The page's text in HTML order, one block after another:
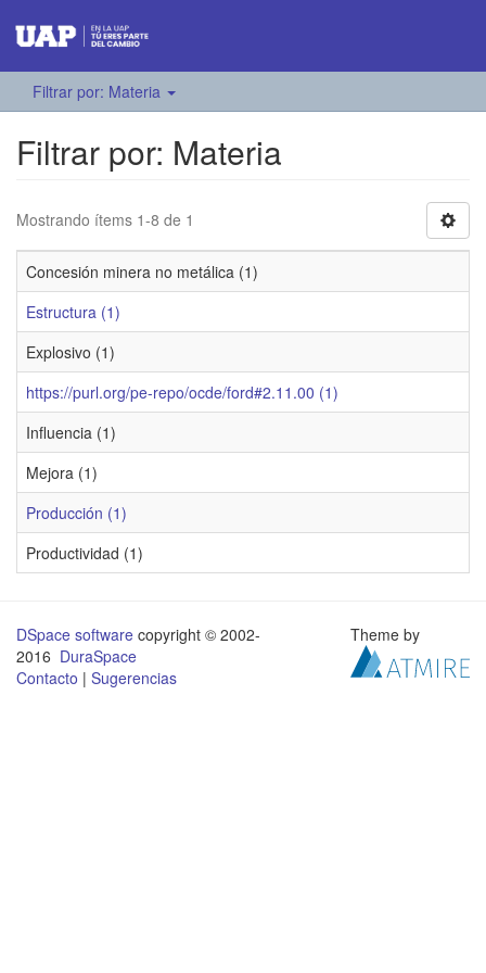
Filtrar por: Materia
Filtrar por: Materia
Mostrando ítems 1-8 de 1
Concesión minera no metálica (1)
Estructura (1)
Explosivo (1)
https://purl.org/pe-repo/ocde/ford#2.11.00 (1)
Influencia (1)
Mejora (1)
Producción (1)
Productividad (1)
DSpace software copyright © 2002-
2016 DuraSpace
Contacto | Sugerencias
Theme by